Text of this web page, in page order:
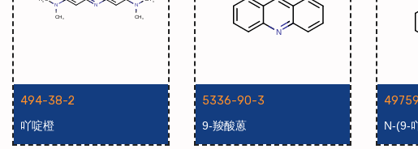
494-38-2
吖啶橙
5336-90-3
9-羧酸蒽
N-(9-
高效